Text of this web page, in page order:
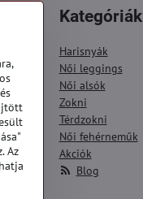
Kategóriák
Harisnyák
Női leggings
Női alsók
Zokni
Térdzokni
Női fehérneműk
Akciók
Blog
Az